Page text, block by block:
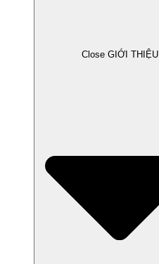
Close GIỚI THIỆU